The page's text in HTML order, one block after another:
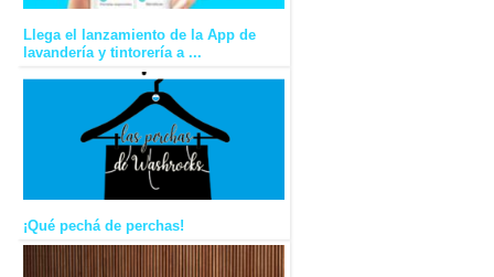
Llega el lanzamiento de la App de
lavandería y tintorería a ...
¡Qué pechá de perchas!